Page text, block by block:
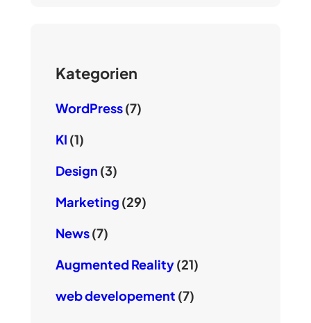
Kategorien
WordPress(7)
KI (1)
Design (3)
Marketing (29)
News(7)
Augmented Reality(21)
web developement (7)